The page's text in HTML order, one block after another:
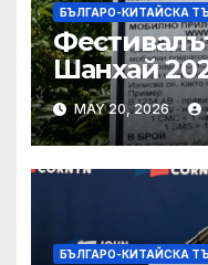
БЪЛГАРО-КИТАЙСКА
Шанхай
MAY 20, 2026
БЪЛГАРО-КИТАЙСКА